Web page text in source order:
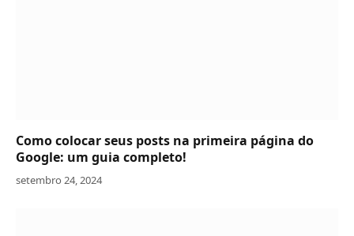
Como colocar seus posts na primeira página do
Google: um guia completo!
setembro 24, 2024